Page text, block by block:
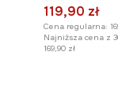
119,90 zł
Cena regularna:
Najniższa cena z
169,90 zł